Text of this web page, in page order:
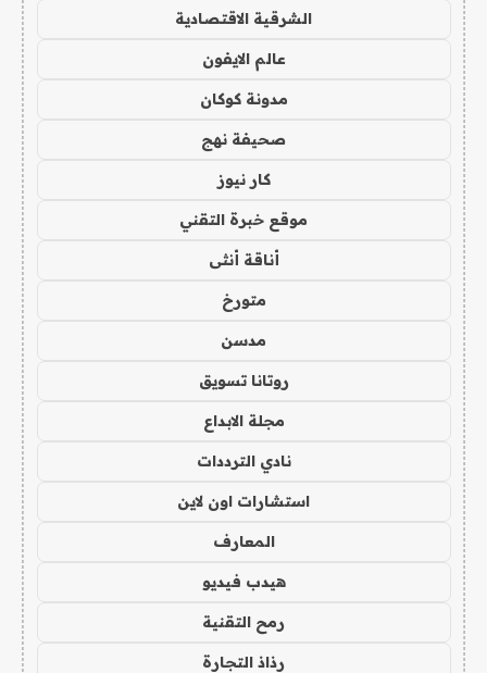
الشرقية الاقتصادية
عالم الايفون
مدونة كوكان
صحيفة نهج
كار نيوز
موقع خبرة التقني
أناقة أنثى
متورخ
مدسن
روتانا تسويق
مجلة الابداع
نادي الترددات
استشارات اون لاين
المعارف
هيدب فيديو
رمح التقنية
رذاذ التجارة